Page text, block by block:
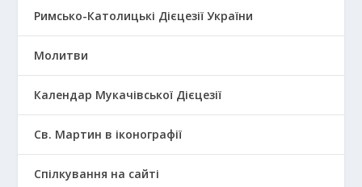
Римсько-Католицькі Дієцезії України
Молитви
Календар Мукачівської Дієцезії
Св. Мартин в іконографії
Спілкування на сайті